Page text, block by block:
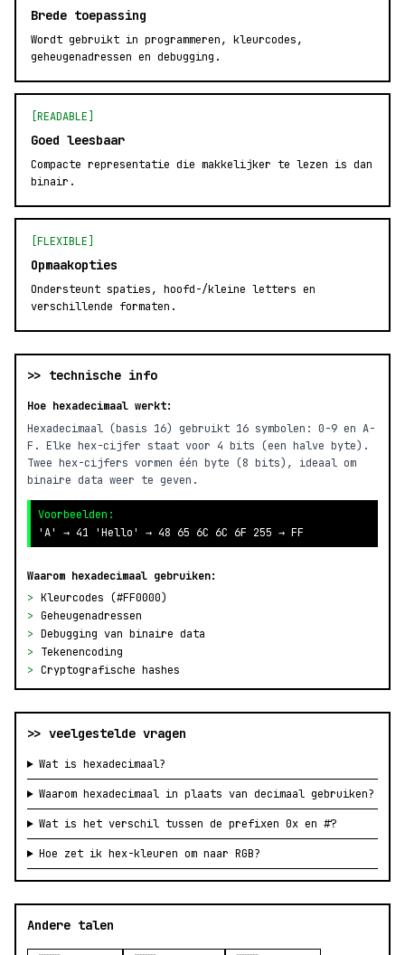
Brede toepassing
Wordt gebruikt in programmeren, kleurcodes,
geheugenadressen en debugging.
[READABLE]
Goed leesbaar
Compacte representatie die makkelijker te lezen is dan
binair.
[FLEXIBLE]
Opmaakopties
Ondersteunt spaties, hoofd-/kleine letters en
verschillende formaten.
>> technische info
Hoe hexadecimaal werkt:
Hexadecimaal (basis 16) gebruikt 16 symbolen: 0-9 en A-
F. Elke hex-cijfer staat voor 4 bits (een halve byte).
Twee hex-cijfers vormen één byte (8 bits), ideaal om
binaire data weer te geven.
Voorbeelden:
'A' → 41 'Hello' → 48 65 6C 6C 6F 255 → FF
Waarom hexadecimaal gebruiken:
> Kleurcodes (#FF0000)
> Geheugenadressen
> Debugging van binaire data
>
Tekenencoding
> Cryptografische hashes
>> veelgestelde vragen
Wat is hexadecimaal?
Waarom hexadecimaal in plaats van decimaal gebruiken?
Wat is het verschil tussen de prefixen 0x en #?
Hoe zet ik hex-kleuren om naar RGB?
Andere talen